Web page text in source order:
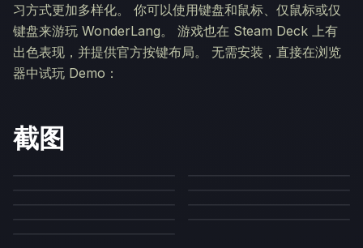
习方式更加多样化。 你可以使用键盘和鼠标、仅鼠标或仅
键盘来游玩 WonderLang。 游戏也在 Steam Deck 上有
出色表现，并提供官方按键布局。 无需安装，直接在浏览
器中试玩 Demo：
截图